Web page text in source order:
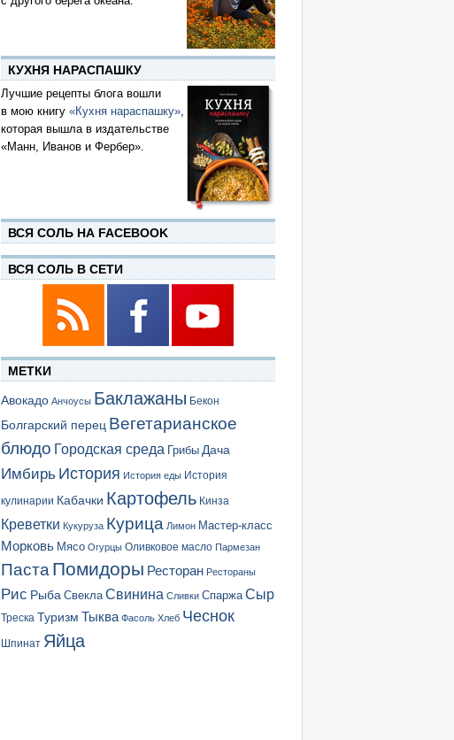
КУХНЯ НАРАСПАШКУ
Лучшие рецепты блога вошли
в мою книгу «Кухня нараспашку»,
которая вышла в издательстве
«Манн, Иванов и Фербер».
ВСЯ СОЛЬ НА FACEBOOK
ВСЯ СОЛЬ В СЕТИ
МЕТКИ
Авокадо Анчоусы Баклажаны Бекон
Болгарский перец Вегетарианское
блюдо Городская среда Грибы Дача
Имбирь История История еды История
кулинарии Кабачки Картофель Кинза
Креветки Кукуруза Курица Лимон Мастер-класс
Морковь Мясо Огурцы Оливковое масло Пармезан
ПастаПомидоры Ресторан Рестораны
Рис Рыба Свекла Свинина Сливки Спаржа Сыр
Треска Туризм Тыква Фасоль Хлеб Чеснок
Шпинат Яйца